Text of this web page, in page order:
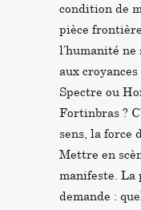
condition de
pièce
l’humanité
aux
Spectre ou
Fortinbras ?
sens, la force
Mettre en
manifeste. La
demande :